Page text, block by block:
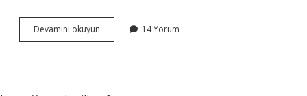
Devamını okuyun Sanayinin
Ekonomiye
14 Yorum